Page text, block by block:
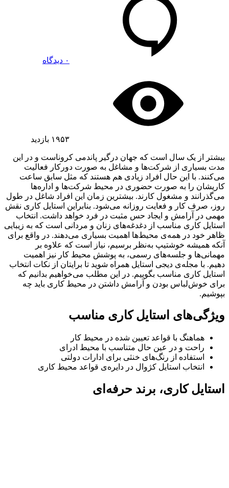
۰ دیدگاه
۱۹۵۳ بازدید
بیشتر از یک سال است که جهان درگیر پاندمی کروناست و در این
مدت بسیاری از شرکت‌ها و مشاغل به صورت دورکار فعالیت
می‌کنند. با این حال افراد زیادی هم هستند که مثل سابق ساعت
کاریشان را به صورت حضوری در محیط شرکت‌ها و اداره‌ها
می‌گذرانند و مشغول کارند. بیشترین زمان این افراد شاغل در طول
روز، صرف کار و فعایت روزانه می‌شود. بنابراین استایل کاری نقش
مهمی در آرامش و ایجاد حس مثبت در فرد خواهد داشت. انتخاب
استایل کاری مناسب از دغدغه‌های زنان و مردانی است که به زیبایی
ظاهر خود در همه‌ی محیط‌ها اهمیت بسیاری می‌دهند. در واقع برای
آنکه همیشه خوشتیپ به‌نظر برسیم، نیاز است که علاوه بر
مهمانی‌ها و جلسه‌های رسمی، به پوشش محیط کار نیز اهمیت
دهیم. با مجله‌ی دیجی استایل همراه شوید تا برایتان از نکات انتخاب
استایل کاری مناسب بگوییم. در این مطلب می‌خواهیم بدانیم که
برای خوش‌لباس بودن و آرامش داشتن در محیط کاری باید چه
بپوشیم.
ویژگی‌های استایل کاری مناسب
هماهنگ با قواعد تعیین شده در محیط کار
راحت و در عین حال متناسب با محیط ادرای
استفاده از رنگ‌های خنثی برای ادارات دولتی
انتخاب استایل کژوال در دایره‌ی قواعد محیط کاری
استایل کاری، برند حرفه‌ای